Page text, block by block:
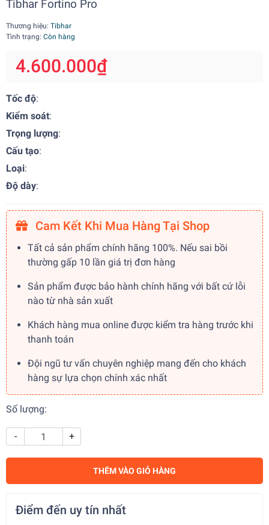
Tibhar Fortino Pro
Thương hiệu: Tibhar
Tình trạng: Còn hàng
4.600.000₫
Tốc độ:
Kiểm soát:
Trọng lượng:
Cấu tạo:
Loại:
Độ dày:
Cam Kết Khi Mua Hàng Tại Shop
Tất cả sản phẩm chính hãng 100%. Nếu sai bồi
thường gấp 10 lần giá trị đơn hàng
Sản phẩm được bảo hành chính hãng với bất cứ lỗi
nào từ nhà sản xuất
Khách hàng mua online được kiểm tra hàng trước khi
thanh toán
Đội ngũ tư vấn chuyên nghiệp mang đến cho khách
hàng sự lựa chọn chính xác nhất
Số lượng:
- +
THÊM VÀO GIỎ HÀNG
Điểm đến uy tín nhất